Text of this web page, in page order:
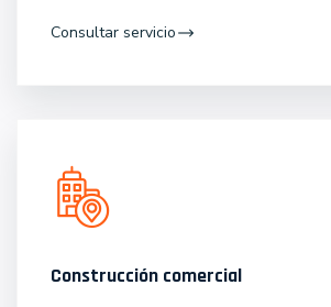
Consultar servicio
Construcción comercial